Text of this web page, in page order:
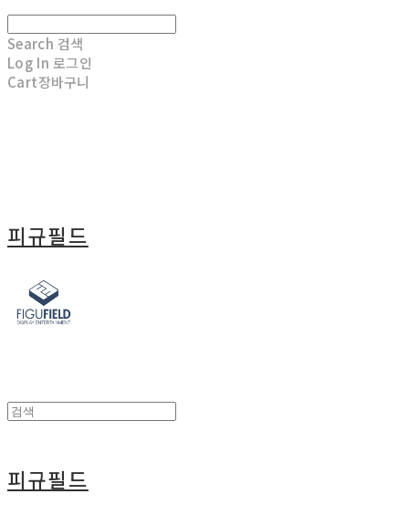
Search 검색
Log In 로그인
Cart장바구니
피규필드
피규필드